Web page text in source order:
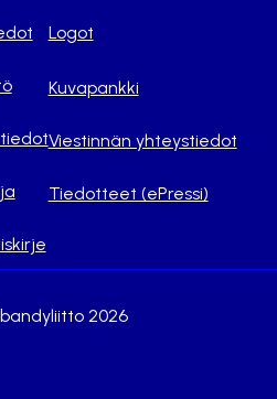
Logot
Kuvapankki
Viestinnän yhteystiedot
Tiedotteet (ePressi)
2026